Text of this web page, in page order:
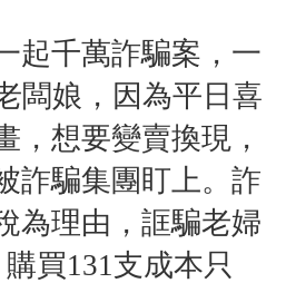
起千萬詐騙案，一
闆娘，因為平日喜
，想要變賣換現，
詐騙集團盯上。詐
為理由，誆騙老婦
買131支成本只